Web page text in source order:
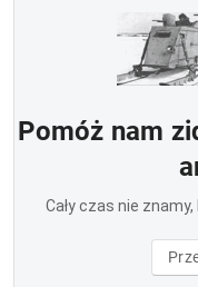
Pomóż nam
Cały czas nie